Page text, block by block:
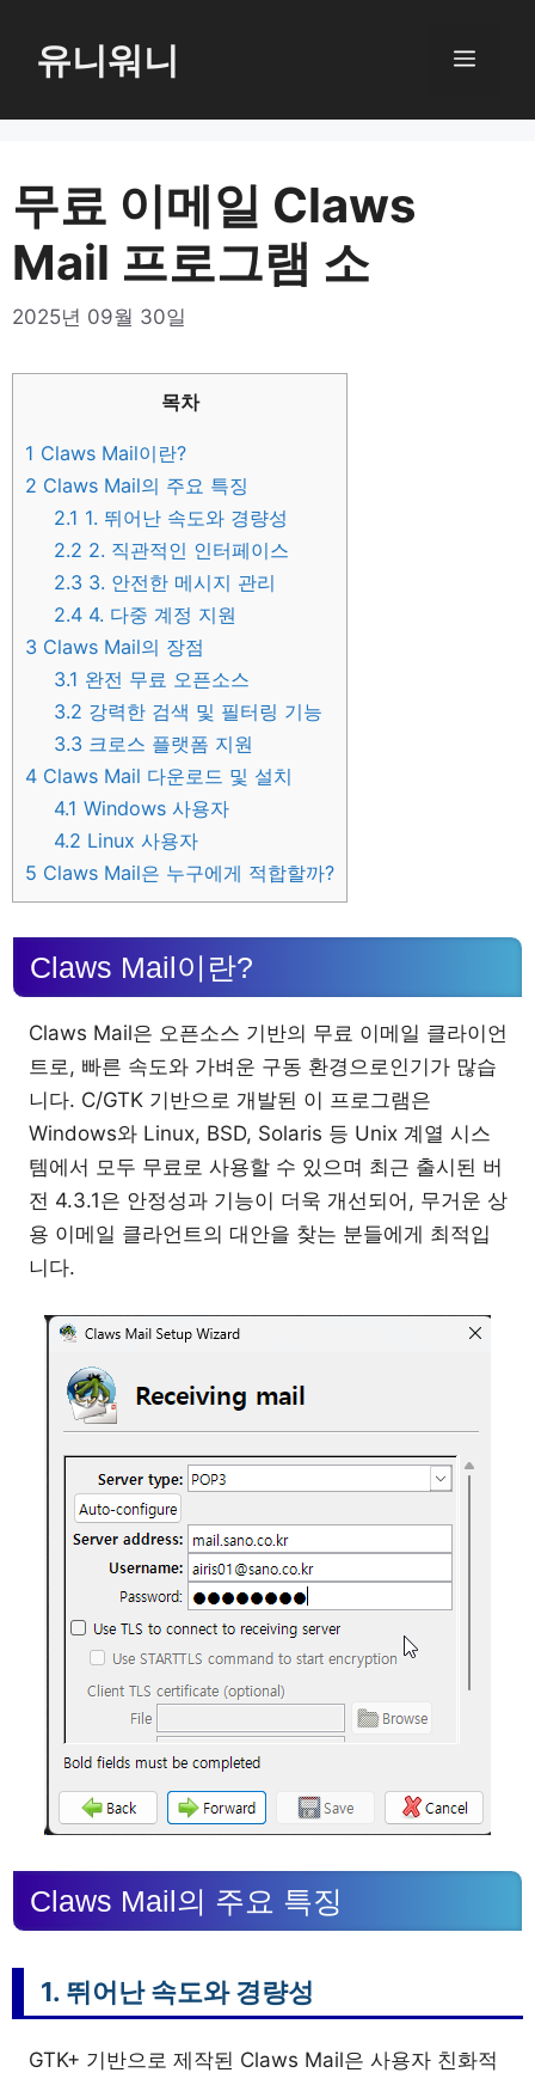
로
뛰
기
유니워니 메
무료 이메일 Claws
Mail 프로그램 소
2025년 09월 30일
목차
1 Claws Mail이란?
2 Claws Mail의 주요 특징
2.1 1. 뛰어난 속도와 경량성
2.2 2. 직관적인 인터페이스
2.3 3. 안전한 메시지 관리
2.4 4. 다중 계정 지원
3 Claws Mail의 장점
3.1 완전 무료 오픈소스
3.2 강력한 검색 및 필터링 기능
3.3 크로스 플랫폼 지원
4 Claws Mail 다운로드 및 설치
4.1 Windows 사용자
4.2 Linux 사용자
5 Claws Mail은 누구에게 적합할까?
Claws Mail이란?
Claws Mail은 오픈소스 기반의 무료 이메일 클라이언
트로, 빠른 속도와 가벼운 구동 환경으로인기가 많습
니다. C/GTK 기반으로 개발된 이 프로그램은
Windows와 Linux, BSD, Solaris 등 Unix 계열 시스
템에서 모두 무료로 사용할 수 있으며 최근 출시된 버
전 4.3.1은 안정성과 기능이 더욱 개선되어, 무거운 상
용 이메일 클라언트의 대안을 찾는 분들에게 최적입
니다.
Claws Mail의 주요 특징
1. 뛰어난 속도와 경량성
GTK+ 기반으로 제작된 Claws Mail은 사용자 친화적